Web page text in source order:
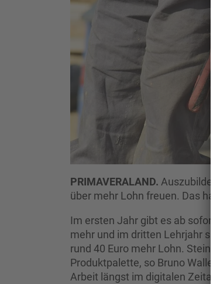
PRIMAVERALAND.
über mehr Lohn freuen. Das
Im ersten Jahr gibt es ab
mehr und im dritten Lehrjahr
rund 40 Euro mehr Lohn.
Produktpalette, so Bruno
Arbeit längst im digitalen